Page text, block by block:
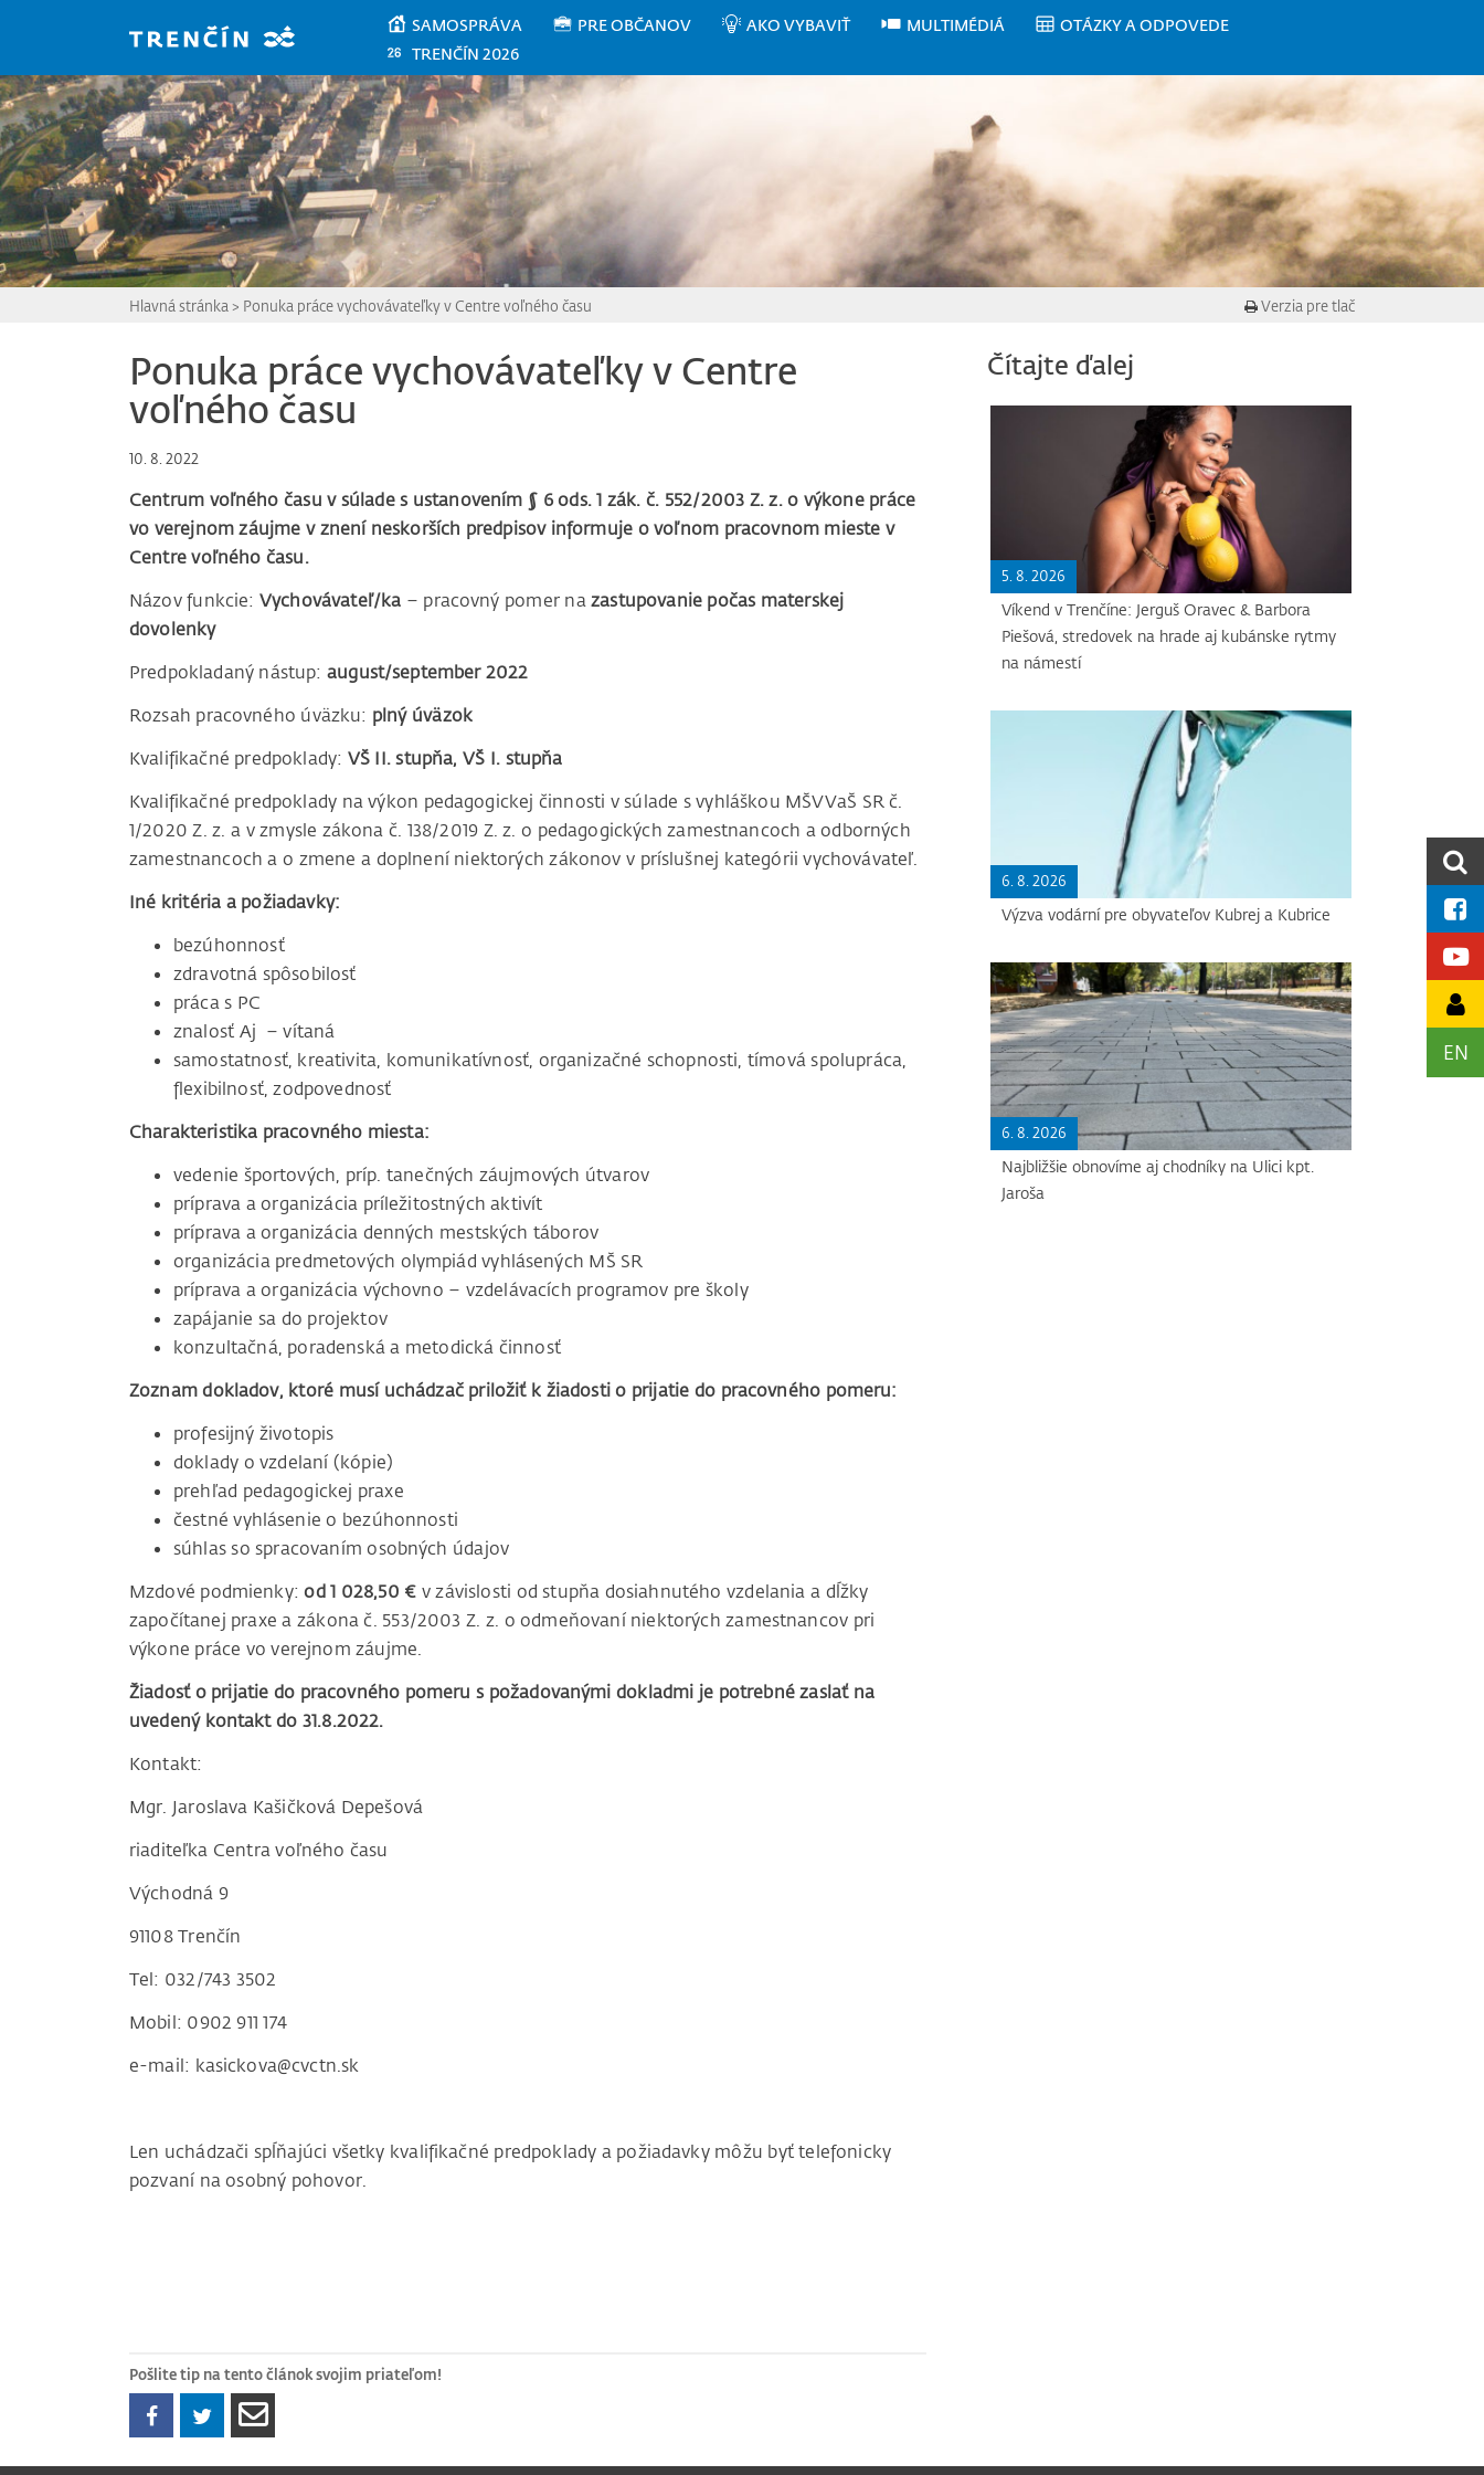
SAMOSPRÁVA PRE OBČANOV AKO VYBAVIŤ MULTIMÉDIÁ
OTÁZKY A ODPOVEDE
TRENČÍN 2026
EN
Hlavná stránka > Ponuka práce vychovávateľky v Centre voľného času Verzia pre tlač
Ponuka práce vychovávateľky v Centre
voľného času
10. 8. 2022
Centrum voľného času v súlade s ustanovením § 6 ods. 1 zák. č. 552/2003 Z. z. o výkone práce
vo verejnom záujme v znení neskorších predpisov informuje o voľnom pracovnom mieste v
Centre voľného času.
Názov funkcie: Vychovávateľ/ka – pracovný pomer nazastupovanie počas materskej
dovolenky
Predpokladaný nástup:august/september 2022
Rozsah pracovného úväzku: plný úväzok
Kvalifikačné predpoklady: VŠ II. stupňa, VŠ I. stupňa
Kvalifikačné predpoklady na výkon pedagogickej činnosti v súlade s vyhláškou MŠVVaŠ SR č.
1/2020 Z. z. a v zmysle zákona č. 138/2019 Z. z. o pedagogických zamestnancoch a odborných
zamestnancoch a o zmene a doplnení niektorých zákonov v príslušnej kategórii vychovávateľ.
Iné kritéria a požiadavky:
bezúhonnosť
zdravotná spôsobilosť
práca s PC
znalosť Aj – vítaná
samostatnosť, kreativita, komunikatívnosť, organizačné schopnosti, tímová spolupráca,
flexibilnosť, zodpovednosť
Charakteristika pracovného miesta:
vedenie športových, príp. tanečných záujmových útvarov
príprava a organizácia príležitostných aktivít
príprava a organizácia denných mestských táborov
organizácia predmetových olympiád vyhlásených MŠ SR
príprava a organizácia výchovno – vzdelávacích programov pre školy
zapájanie sa do projektov
konzultačná, poradenská a metodická činnosť
Zoznam dokladov, ktoré musí uchádzač priložiť k žiadosti o prijatie do pracovného pomeru:
profesijný životopis
doklady o vzdelaní (kópie)
prehľad pedagogickej praxe
čestné vyhlásenie o bezúhonnosti
súhlas so spracovaním osobných údajov
Mzdové podmienky:od 1 028,50 € v závislosti od stupňa dosiahnutého vzdelania a dĺžky
započítanej praxe a zákona č. 553/2003 Z. z. o odmeňovaní niektorých zamestnancov pri
výkone práce vo verejnom záujme.
Žiadosť o prijatie do pracovného pomeru s požadovanými dokladmi je potrebné zaslať na
uvedený kontakt do 31.8.2022.
Kontakt:
Mgr. Jaroslava Kašičková Depešová
riaditeľka Centra voľného času
Východná 9
91108 Trenčín
Tel: 032/743 3502
Mobil: 0902 911 174
e-mail: kasickova@cvctn.sk
Len uchádzači spĺňajúci všetky kvalifikačné predpoklady a požiadavky môžu byť telefonicky
pozvaní na osobný pohovor.
Pošlite tip na tento článok svojim priateľom!
Čítajte ďalej
5. 8. 2026
Víkend v Trenčíne: Jerguš Oravec & Barbora
Piešová, stredovek na hrade aj kubánske rytmy
na námestí
6. 8. 2026
Výzva vodární pre obyvateľov Kubrej a Kubrice
6. 8. 2026
Najbližšie obnovíme aj chodníky na Ulici kpt.
Jaroša